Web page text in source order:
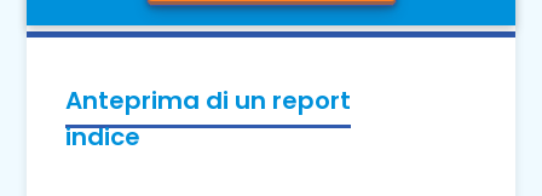
Anteprima di un report
indice